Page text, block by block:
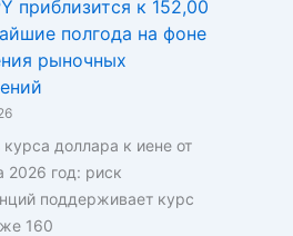
приблизится к 152,00
полгода на фоне
рыночных
курса доллара к иене от
2026 год: риск
поддерживает курс
160